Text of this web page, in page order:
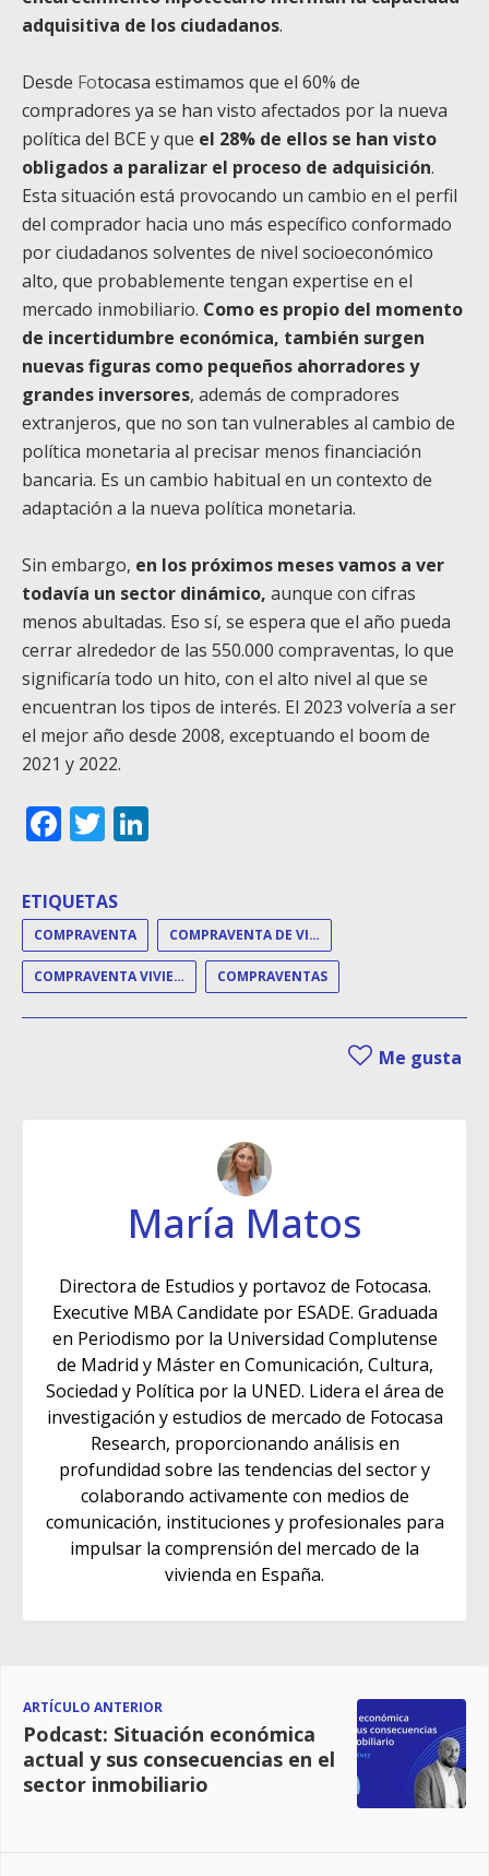
adquisitiva de los ciudadanos.
Desde Fotocasa estimamos que el 60% de
compradores ya se han visto afectados por la nueva
política del BCE y que el 28% de ellos se han visto
obligados a paralizar el proceso de adquisición.
Esta situación está provocando un cambio en el perfil
del comprador hacia uno más específico conformado
por ciudadanos solventes de nivel socioeconómico
alto, que probablemente tengan expertise en el
mercado inmobiliario. Como es propio del momento
de incertidumbre económica, también surgen
nuevas figuras como pequeños ahorradores y
grandes inversores, además de compradores
extranjeros, que no son tan vulnerables al cambio de
política monetaria al precisar menos financiación
bancaria. Es un cambio habitual en un contexto de
adaptación a la nueva política monetaria.
Sin embargo, en los próximos meses vamos a ver
todavía un sector dinámico, aunque con cifras
menos abultadas. Eso sí, se espera que el año pueda
cerrar alrededor de las 550.000 compraventas, lo que
significaría todo un hito, con el alto nivel al que se
encuentran los tipos de interés. El 2023 volvería a ser
el mejor año desde 2008, exceptuando el boom de
2021 y 2022.
Facebook
Twitter
ETIQUETAS
COMPRAVENTA COMPRAVENTA DE VIVIENDAS
COMPRAVENTA VIVIENDA COMPRAVENTAS
Me gusta
María Matos
Directora de Estudios y portavoz de Fotocasa.
Executive MBA Candidate por ESADE. Graduada
en Periodismo por la Universidad Complutense
de Madrid y Máster en Comunicación, Cultura,
Sociedad y Política por la UNED. Lidera el área de
investigación y estudios de mercado de Fotocasa
Research, proporcionando análisis en
profundidad sobre las tendencias del sector y
colaborando activamente con medios de
comunicación, instituciones y profesionales para
impulsar la comprensión del mercado de la
vivienda en España.
ARTÍCULO ANTERIOR
Podcast: Situación económica
actual y sus consecuencias en el
sector inmobiliario